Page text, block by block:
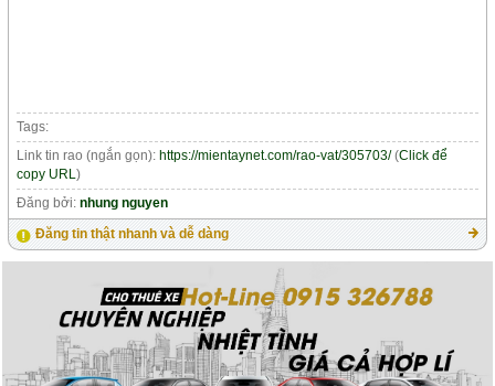
Tags:
Link tin rao (ngắn gọn): https://mientaynet.com/rao-vat/305703/(Click để
copy URL)
Đăng bởi:nhung nguyen
Đăng tin thật nhanh và dễ dàng